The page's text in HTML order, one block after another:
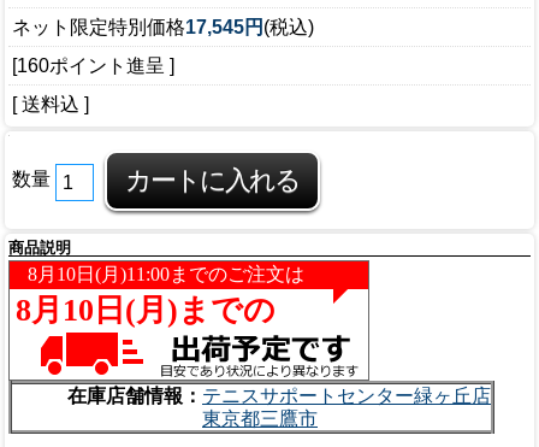
ネット限定特別価格17,545円 (税込)
[160ポイント進呈 ]
[ 送料込 ]
数量
商品説明
在庫店舗情報： テニスサポートセンター緑ヶ丘店
東京都三鷹市